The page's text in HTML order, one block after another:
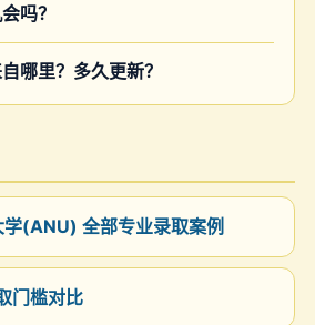
吗？
哪里？多久更新？
(ANU) 全部专业录取案例
门槛对比